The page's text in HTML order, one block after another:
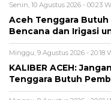
Senin, 10 Agustus 2026 - 00:23
Aceh Tenggara
Bencana dan Irigasi
Minggu, 9 Agustus 2026 - 20:18
KALIBER ACEH:
Tenggara Butuh